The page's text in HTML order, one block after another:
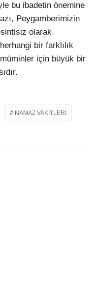
bu ibadetin önemine
Peygamberimizin
olarak
bir farklılık
için büyük bir
NAMAZ VAKITLERI